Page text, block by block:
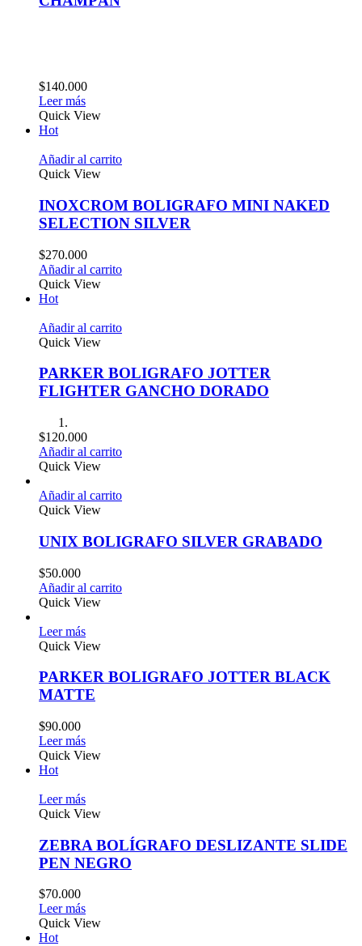
$140.000
Leer más
Quick View
Hot
Añadir al carrito
Quick View
INOXCROM BOLIGRAFO MINI NAKED
SELECTION SILVER
$270.000
Añadir al carrito
Quick View
Hot
Añadir al carrito
Quick View
PARKER BOLIGRAFO JOTTER
FLIGHTER GANCHO DORADO
$120.000
Añadir al carrito
Quick View
Añadir al carrito
Quick View
UNIX BOLIGRAFO SILVER GRABADO
$50.000
Añadir al carrito
Quick View
Leer más
Quick View
PARKER BOLIGRAFO JOTTER BLACK
MATTE
$90.000
Leer más
Quick View
Hot
Leer más
Quick View
ZEBRA BOLÍGRAFO DESLIZANTE SLIDE
PEN NEGRO
$70.000
Leer más
Quick View
Hot